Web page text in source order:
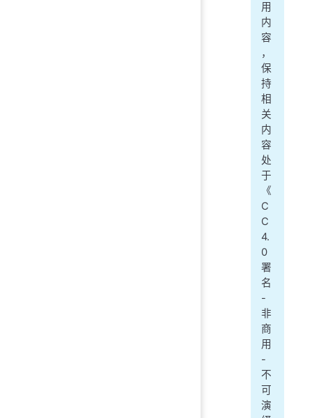
用
内
容
，
保
持
相
关
内
容
处
于
《
C
C
4.
0
署
名
-
非
商
用
-
不
可
演